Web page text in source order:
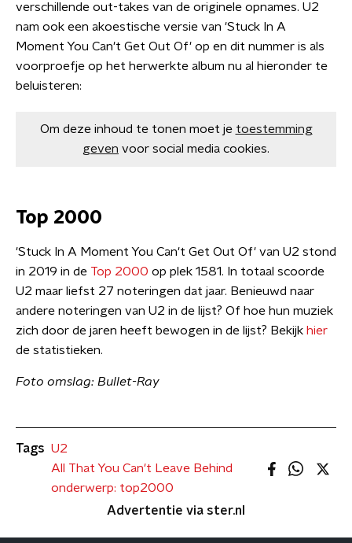
verschillende out-takes van de originele opnames. U2
nam ook een akoestische versie van 'Stuck In A
Moment You Can't Get Out Of' op en dit nummer is als
voorproefje op het herwerkte album nu al hieronder te
beluisteren:
Om deze inhoud te tonen moet je toestemming
geven voor social media cookies.
Top 2000
'Stuck In A Moment You Can't Get Out Of' van U2 stond
in 2019 in de Top 2000 op plek 1581. In totaal scoorde
U2 maar liefst 27 noteringen dat jaar. Benieuwd naar
andere noteringen van U2 in de lijst? Of hoe hun muziek
zich door de jaren heeft bewogen in de lijst? Bekijk hier
de statistieken.
Foto omslag: Bullet-Ray
Tags U2
All That You Can't Leave Behind
onderwerp: top2000
Advertentie via ster.nl